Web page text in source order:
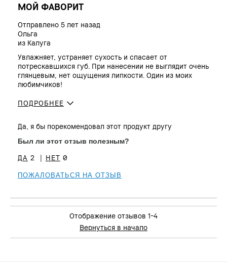
МОЙ ФАВОРИТ
Отправлено 5 лет назад
Ольга
из Калуга
Увлажняет, устраняет сухость и спасает от
потрескавшихся губ. При нанесении не выглядит очень
глянцевым, нет ощущения липкости. Один из моих
любимчиков!
ПОДРОБНЕЕ
Тип кожи
Нормальная
Тон кожи
От среднего до темного
Проблема(ы) кожи
Да, я бы порекомендовал этот продукт другу
Был ли этот отзыв полезным?
2 0
ПОЖАЛОВАТЬСЯ НА ОТЗЫВ
Отображение отзывов 1-4
Вернуться в начало